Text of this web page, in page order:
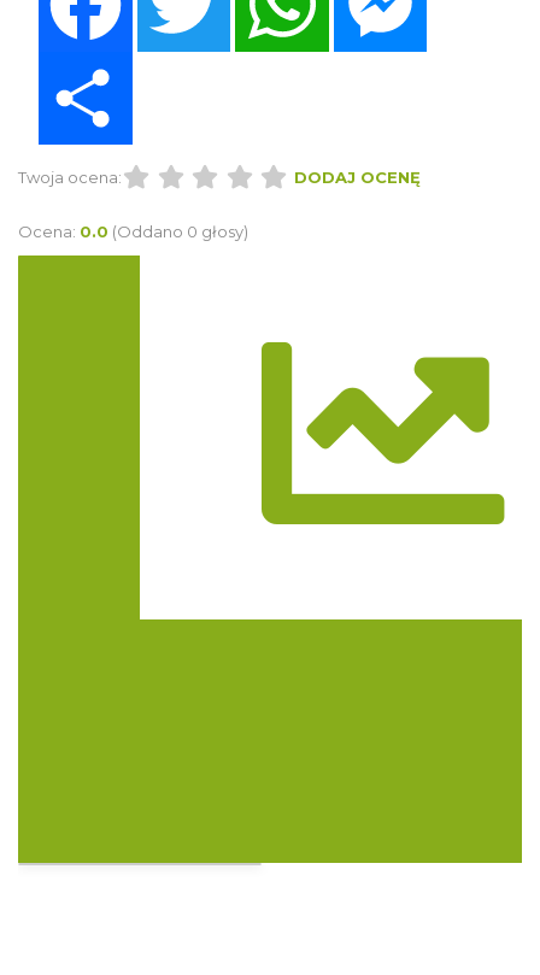
Twoja ocena: DODAJ OCENĘ
Ocena: 0.0 (Oddano 0 głosy)
Trasa